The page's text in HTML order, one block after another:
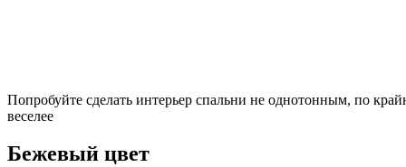
Попробуйте сделать интерьер спальни не однотонным, по
веселее
Бежевый цвет